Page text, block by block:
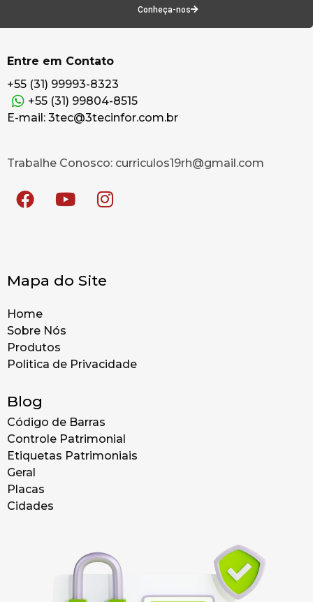
Conheça-nos
Entre em Contato
+55 (31) 99993-8323
+55 (31) 99804-8515
E-mail: 3tec@3tecinfor.com.br
Trabalhe Conosco: curriculos19rh@gmail.com
Mapa do Site
Home
Sobre Nós
Produtos
Politica de Privacidade
Blog
Código de Barras
Controle Patrimonial
Etiquetas Patrimoniais
Geral
Placas
Cidades